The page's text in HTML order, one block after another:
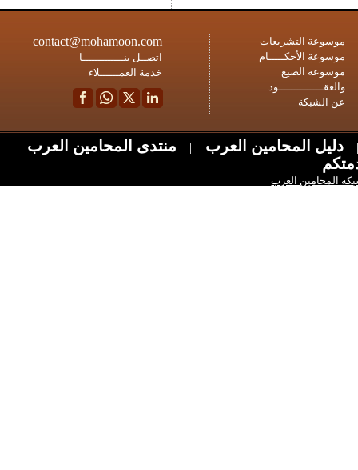
التشريعات
الأحكـــــام
الصيغ
contact@mohamoon.com
اتصــل بنـــــــــــــا
خدمة العمــــــلاء
المحامين العرب |
منتدى المحامين العرب
العرب